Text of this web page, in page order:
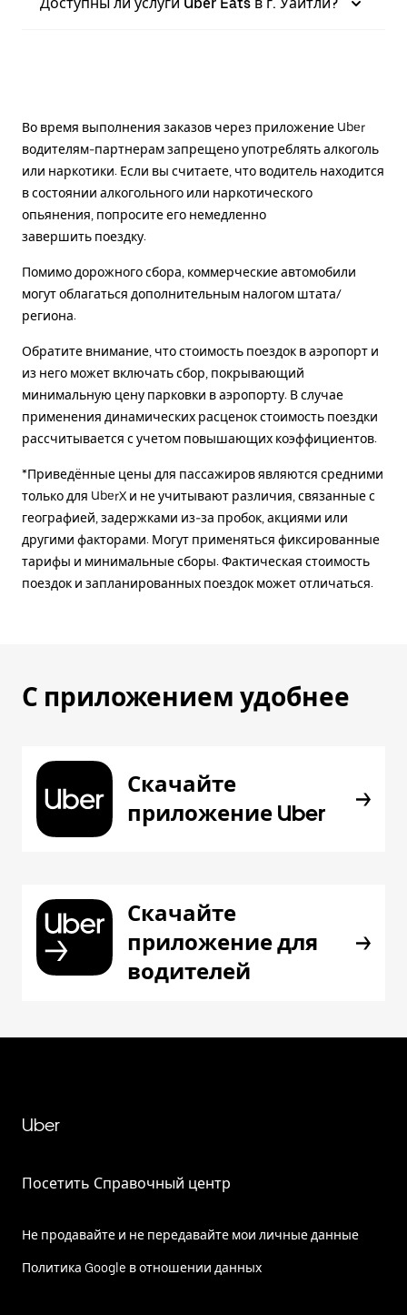
Во время выполнения заказов через приложение Uber
водителям-партнерам запрещено употреблять алкоголь
или наркотики. Если вы считаете, что водитель находится
в состоянии алкогольного или наркотического
опьянения, попросите его немедленно
завершить поездку.
Помимо дорожного сбора, коммерческие автомобили
могут облагаться дополнительным налогом штата/
региона.
Обратите внимание, что стоимость поездок в аэропорт и
из него может включать сбор, покрывающий
минимальную цену парковки в аэропорту. В случае
применения динамических расценок стоимость поездки
рассчитывается с учетом повышающих коэффициентов.
*Приведённые цены для пассажиров являются средними
только для UberX и не учитывают различия, связанные с
географией, задержками из-за пробок, акциями или
другими факторами. Могут применяться фиксированные
тарифы и минимальные сборы. Фактическая стоимость
поездок и запланированных поездок может отличаться.
С приложением удобнее
Скачайте
приложение Uber
Скачайте
приложение для
водителей
Uber
Посетить Справочный центр
Не продавайте и не передавайте мои личные данные
Политика Google в отношении данных